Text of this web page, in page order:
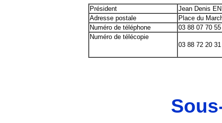
Président
Jean Denis
Adresse postale
Place du
Numéro de téléphone
03 88 07 70 55
Numéro de télécopie
03 88 72 20 31